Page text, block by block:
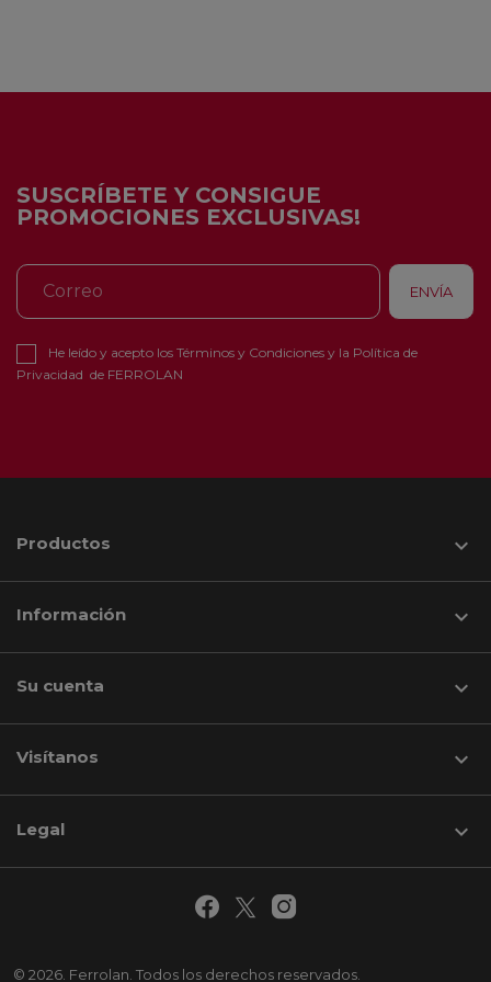
SUSCRÍBETE Y CONSIGUE
PROMOCIONES EXCLUSIVAS!
He leído y acepto los Términos y Condiciones y la Política de
Privacidad de FERROLAN
Productos 
Información 
Su cuenta 
Visítanos keyboard_arrow_down
© 2026. Ferrolan. Todos los derechos reservados.
Legal 